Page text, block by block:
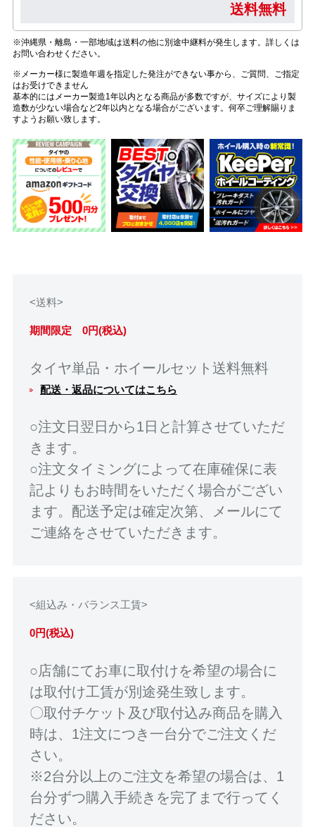
送料無料
※沖縄県・離島・一部地域は送料の他に別途中継料が発生します。詳しくは
お問い合わせください。
※メーカー様に製造年週を指定した発注ができない事から、ご質問、ご指定
はお受けできません
基本的にはメーカー製造1年以内となる商品が多数ですが、サイズにより製
造数が少ない場合など2年以内となる場合がございます。何卒ご理解賜りま
すようお願い致します。
<送料>
期間限定 0円(税込)
タイヤ単品・ホイールセット送料無料
配送・返品についてはこちら
○注文日翌日から1日と計算させていただ
きます。
○注文タイミングによって在庫確保に表
記よりもお時間をいただく場合がござい
ます。配送予定は確定次第、メールにて
ご連絡をさせていただきます。
<組込み・バランス工賃>
0円(税込)
○店舗にてお車に取付けを希望の場合に
は取付け工賃が別途発生致します。
〇取付チケット及び取付込み商品を購入
時は、1注文につき一台分でご注文くだ
さい。
※2台分以上のご注文を希望の場合は、1
台分ずつ購入手続きを完了まで行ってく
ださい。